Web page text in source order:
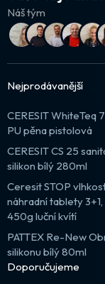
Náš tým
Nejprodávanější
CERESIT WhiteTeq
PU pěna pistolová
CERESIT CS 25
silikon bílý 280ml
Ceresit STOP
náhradní tablety 3+1,
450g luční kvítí
PATTEX Re-New
silikonu bílý 80ml
Doporučujeme